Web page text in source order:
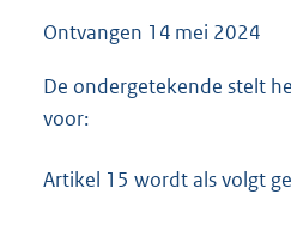
Ontvangen 14 mei 2024
De ondergetekende stelt
voor:
Artikel 15 wordt als volgt